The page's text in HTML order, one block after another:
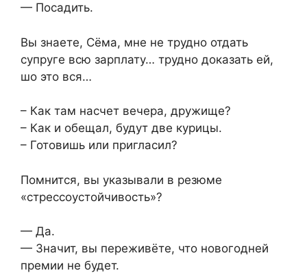
— Посадить.
Вы знаете, Сёма, мне не трудно отдать
супруге всю зарплату… трудно доказать ей,
шо это вся…
– Как там насчет вечера, дружище?
– Как и обещал, будут две курицы.
– Готовишь или пригласил?
Помнится, вы указывали в резюме
«стрессоустойчивость»?
— Да.
— Значит, вы переживёте, что новогодней
премии не будет.